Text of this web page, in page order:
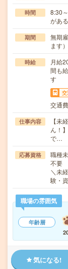
時間
8:30
があ
期間
無期
ます）
時給
月給
間も
す
交通
仕事内容
【未
ん！
で…
応募資格
職種
不要
＼未
験・
職場の雰囲気
年齢層
気になる!